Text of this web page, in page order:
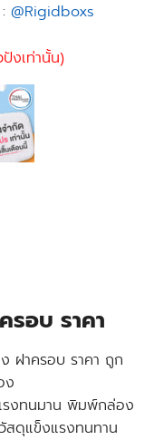
@Rigidboxs
งเท่านั้น)
รอบ ราคา
ฝาครอบ ราคา ถูก
ง
งทนมาน พิมพ์กล่อง
สดุแข็งแรงทนทาน